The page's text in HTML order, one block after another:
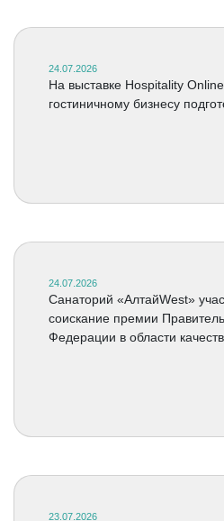
24.07.2026
На выставке Hospitality
гостиничному бизнесу
24.07.2026
Санаторий «АлтайWest»
соискание премии
Федерации в области
23.07.2026